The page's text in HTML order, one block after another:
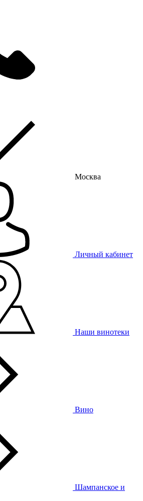
Москва
Личный кабинет
Наши винотеки
Вино
Шампанское и